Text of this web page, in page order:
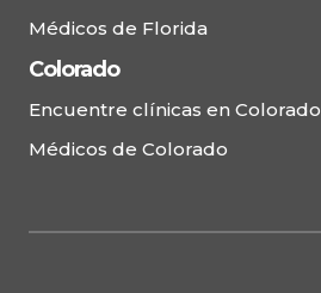
Médicos de Florida
Colorado
Encuentre clínicas en Colorado
Médicos de Colorado